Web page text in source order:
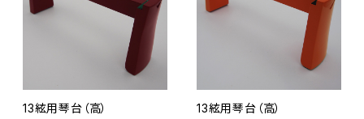
13絃用琴台（高）
13絃用琴台（高）